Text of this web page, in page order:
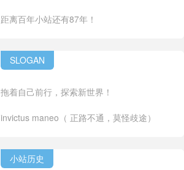
距离百年小站还有87年！
SLOGAN
拖着自己前行，探索新世界！
invictus maneo（ 正路不通，莫怪歧途）
小站历史